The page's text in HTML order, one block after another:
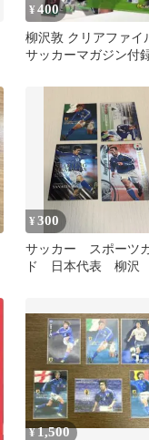
¥400
柳沢敦 クリアファイ
サッカーマガジン付
¥300
サッカー スポーツ
ド 日本代表 柳沢
¥1,500